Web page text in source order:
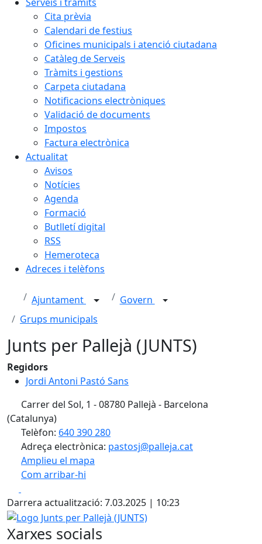
Cita prèvia
Calendari de festius
Oficines municipals i atenció ciutadana
Catàleg de Serveis
Tràmits i gestions
Carpeta ciutadana
Notificacions electròniques
Validació de documents
Impostos
Factura electrònica
Actualitat
Avisos
Notícies
Agenda
Formació
Butlletí digital
RSS
Hemeroteca
Adreces i telèfons
Ajuntament
Govern
Grups municipals
Junts per Pallejà (JUNTS)
Regidors
Jordi Antoni Pastó Sans
Carrer del Sol, 1 - 08780 Pallejà - Barcelona
(Catalunya)
Telèfon: 640 390 280
Adreça electrònica: pastosj@palleja.cat
Amplieu el mapa
Com arribar-hi
+
−
Darrera actualització: 7.03.2025 | 10:23
Logo Junts per Pallejà (JUNTS)
Xarxes socials